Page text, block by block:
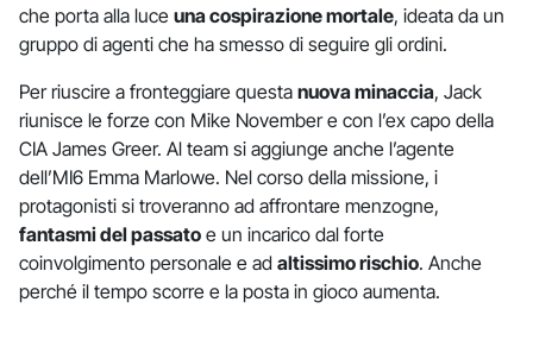
che porta alla luce una cospirazione mortale, ideata da un
gruppo di agenti che ha smesso di seguire gli ordini.
Per riuscire a fronteggiare questa nuova minaccia, Jack
riunisce le forze con Mike November e con l’ex capo della
CIA James Greer. Al team si aggiunge anche l’agente
dell’MI6 Emma Marlowe. Nel corso della missione, i
protagonisti si troveranno ad affrontare menzogne,
fantasmi del passato e un incarico dal forte
coinvolgimento personale e ad altissimo rischio. Anche
perché il tempo scorre e la posta in gioco aumenta.